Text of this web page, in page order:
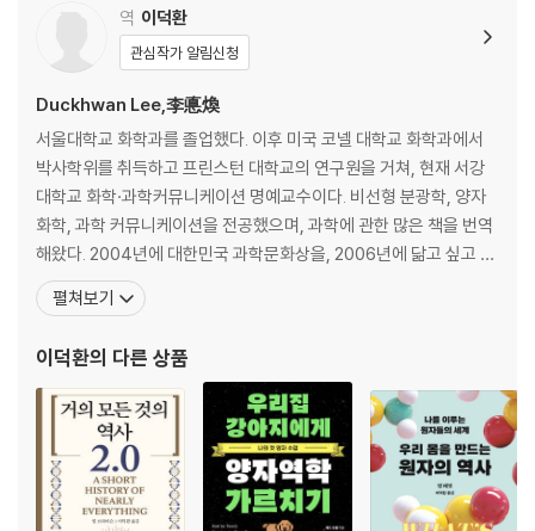
23. 자연적/비자연적
26. 야누스와 비선형성
제4부 뭔가가 잘못될 때
27. 탈리도마이드
28. 과학자의 사회적 책임
제5부 도대체 어떻게 일어날까?
29. 메커니즘
30. 살리에리 증후군
31. 정적(靜的)/동적(動的)
제6부 화학에서의 삶
33. 프리츠 하버
제7부 확실한 마술
34. 촉매!
35. 삼중 해결책
36. 카복시펩티다아제 효소
역 이덕환
관심작가 알림신청
Duckhwan Lee,李悳煥
서울대학교 화학과를 졸업했다. 이후 미국 코넬 대학교 화학과에서
박사학위를 취득하고 프린스턴 대학교의 연구원을 거쳐, 현재 서강
대학교 화학·과학커뮤니케이션 명예교수이다. 비선형 분광학, 양자
화학, 과학 커뮤니케이션을 전공했으며, 과학에 관한 많은 책을 번역
해왔다. 2004년에 대한민국 과학문화상을, 2006년에 닮고 싶고 되
고 싶은 과학기술인상을 수상한 바 있고, 과학기술훈장 웅비장(200
8)을 수상했다. 글쓴이의 책들로는 『그림으로 보는 분자세계와 대칭
(까치, 1996; 번역서), 『확실성의 종말:
펼쳐보기
이덕환의 다른 상품